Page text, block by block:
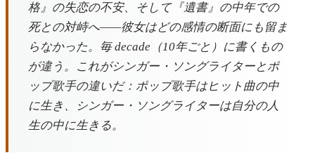
格』の失恋の不安、そして『遺書』の中年での
死との対峙へ——彼女はどの感情の断面にも留ま
らなかった。毎 decade（10年ごと）に書くもの
が違う。これがシンガー・ソングライターとポ
ップ歌手の違いだ：ポップ歌手はヒット曲の中
に生き、シンガー・ソングライターは自分の人
生の中に生きる。